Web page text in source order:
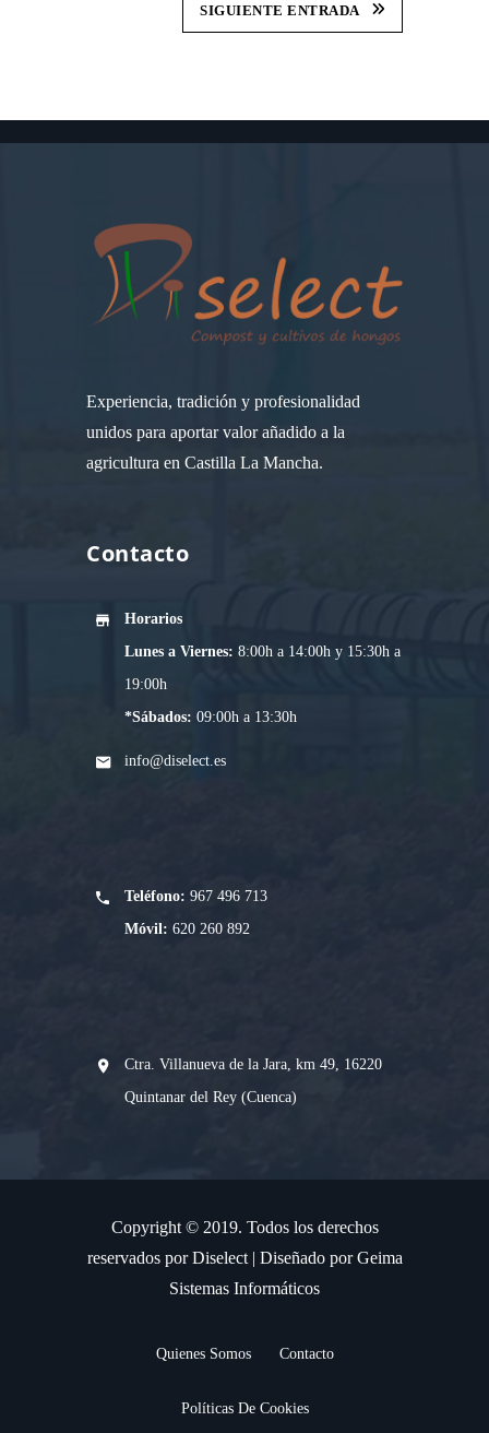
SIGUIENTE ENTRADA
Experiencia, tradición y profesionalidad
unidos para aportar valor añadido a la
agricultura en Castilla La Mancha.
Contacto
Horarios
Lunes a Viernes: 8:00h a 14:00h y 15:30h a
19:00h
*Sábados: 09:00h a 13:30h
info@diselect.es
Teléfono: 967 496 713
Móvil: 620 260 892
Ctra. Villanueva de la Jara, km 49, 16220
Quintanar del Rey (Cuenca)
Copyright © 2019. Todos los derechos
reservados por Diselect | Diseñado por Geima
Sistemas Informáticos
Quienes Somos Contacto
Políticas De Cookies